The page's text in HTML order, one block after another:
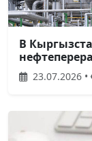
В
23.07.2026 •